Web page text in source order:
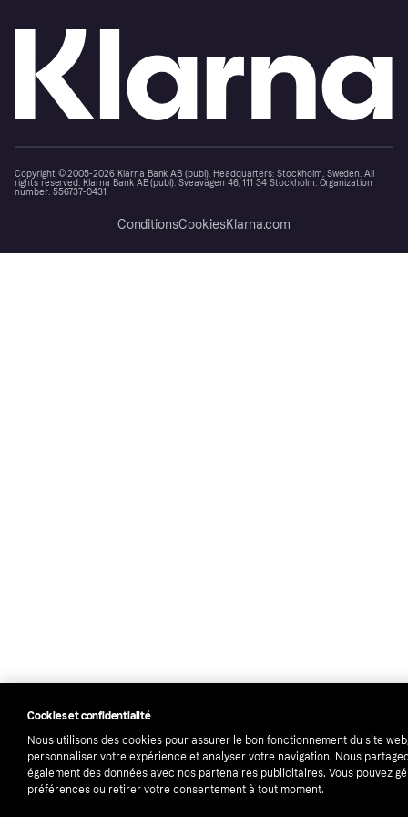
Copyright © 2005-2026 Klarna Bank AB (publ). Headquarters: Stockholm, Sweden. All
rights reserved. Klarna Bank AB (publ). Sveavägen 46, 111 34 Stockholm. Organization
number: 556737-0431
ConditionsCookiesKlarna.com
Cookies et confidentialité
Nous utilisons des cookies pour assurer le bon fonctionnement du site
personnaliser votre expérience et analyser votre navigation. Nous
également des données avec nos partenaires publicitaires. Vous pouvez
préférences ou retirer votre consentement à tout moment.